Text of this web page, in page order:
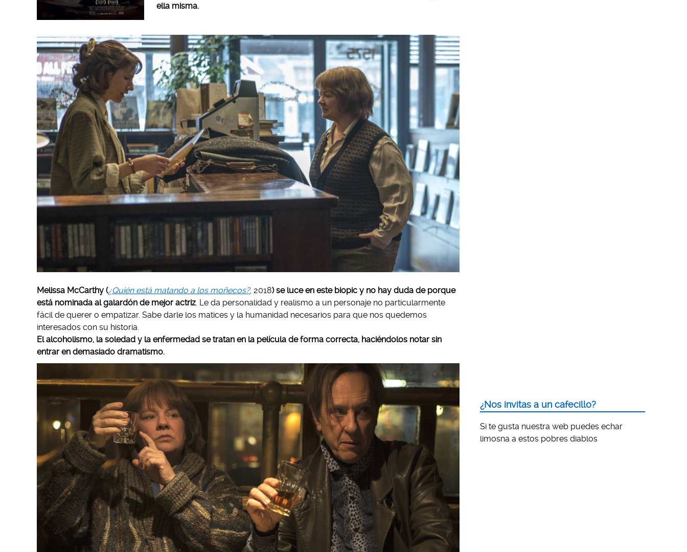
ella misma.
Melissa McCarthy (¿Quién está matando a los moñecos?, 2018) se luce en este biopic y no hay duda de porque
está nominada al galardón de mejor actriz. Le da personalidad y realismo a un personaje no particularmente
fácil de querer o empatizar. Sabe darle los matices y la humanidad necesarios para que nos quedemos
interesados con su historia.
El alcoholismo, la soledad y la enfermedad se tratan en la película de forma correcta, haciéndolos notar sin
entrar en demasiado dramatismo.
¿Nos invitas a un cafecillo?
Si te gusta nuestra web puedes echar
limosna a estos pobres diablos